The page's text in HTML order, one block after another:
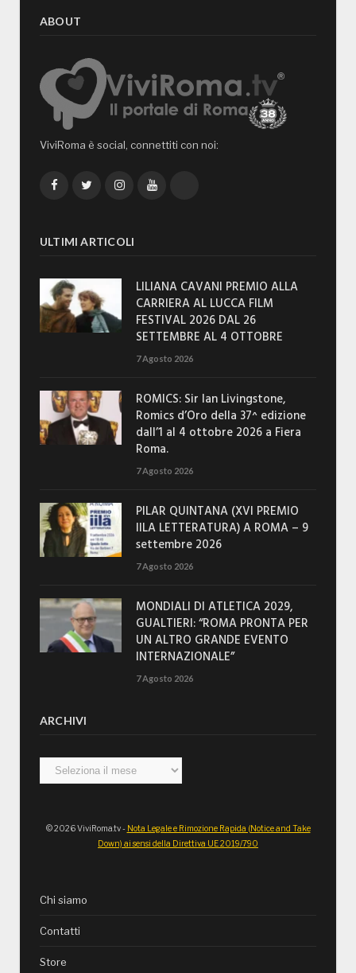
ABOUT
ViviRoma è social, connettiti con noi:
FacebookTwitterInstagramYouTube
ULTIMI ARTICOLI
LILIANA CAVANI PREMIO ALLA
CARRIERA AL LUCCA FILM
FESTIVAL 2026 DAL 26
SETTEMBRE AL 4 OTTOBRE
7 Agosto 2026
ROMICS: Sir Ian Livingstone,
Romics d’Oro della 37^ edizione
dall’1 al 4 ottobre 2026 a Fiera
Roma.
7 Agosto 2026
PILAR QUINTANA (XVI PREMIO
IILA LETTERATURA) A ROMA – 9
settembre 2026
7 Agosto 2026
MONDIALI DI ATLETICA 2029,
GUALTIERI: “ROMA PRONTA PER
UN ALTRO GRANDE EVENTO
INTERNAZIONALE”
7 Agosto 2026
ARCHIVI
Archivi
© 2026 ViviRoma.tv - Nota Legale e Rimozione Rapida (Notice and Take
Down) ai sensi della Direttiva UE 2019/790
Chi siamo
Contatti
Store